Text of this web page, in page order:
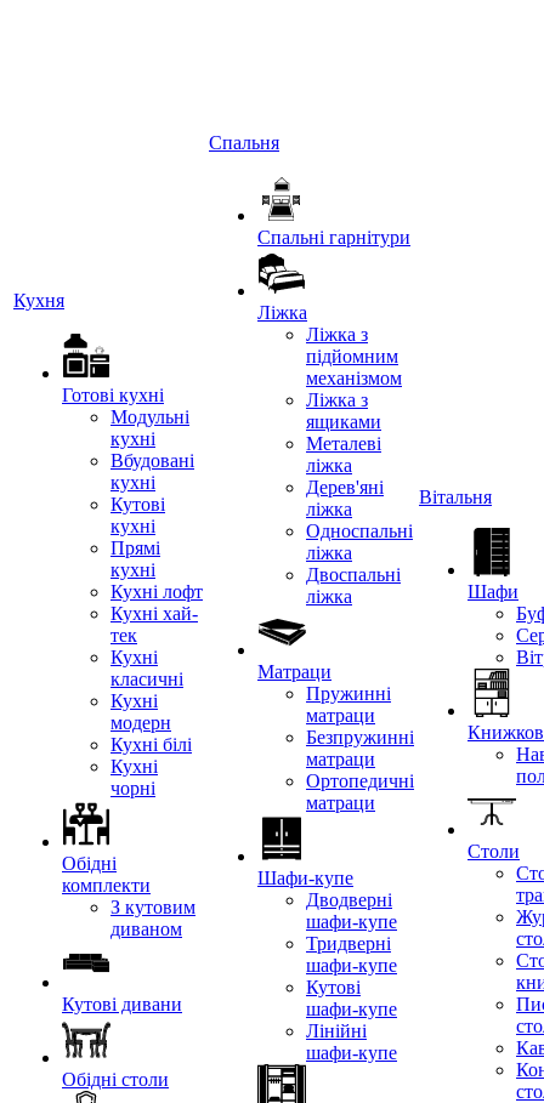
Кухня
Готові кухні
Модульні
кухні
Вбудовані
кухні
Кутові
кухні
Прямі
кухні
Кухні лофт
Кухні хай-
тек
Кухні
класичні
Кухні
модерн
Кухні білі
Кухні
чорні
Обідні
комплекти
З кутовим
диваном
Кутові дивани
Обідні столи
Спальня
Спальні гарнітури
Ліжка
Ліжка з
підйомним
механізмом
Ліжка з
ящиками
Металеві
ліжка
Дерев'яні
ліжка
Односпальні
ліжка
Двоспальні
ліжка
Матраци
Пружинні
матраци
Безпружинні
матраци
Ортопедичні
матраци
Шафи-купе
Дводверні
шафи-купе
Тридверні
шафи-купе
Кутові
шафи-купе
Лінійні
шафи-купе
Вітальня
Шафи
Столи